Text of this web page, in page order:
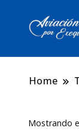
Home
Mostrando